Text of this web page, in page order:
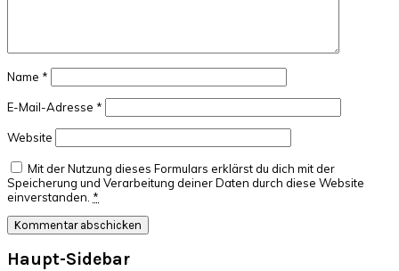
Name *
E-Mail-Adresse *
Website
Mit der Nutzung dieses Formulars erklärst du dich mit der
Speicherung und Verarbeitung deiner Daten durch diese Website
einverstanden. *
Haupt-Sidebar